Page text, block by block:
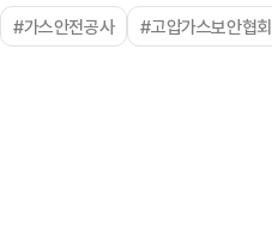
#가스안전공사 #고압가스보안협회